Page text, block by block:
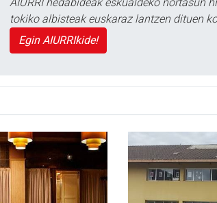
tokiko albisteak euskaraz lantzen dituen
Egin AIURRIkide!